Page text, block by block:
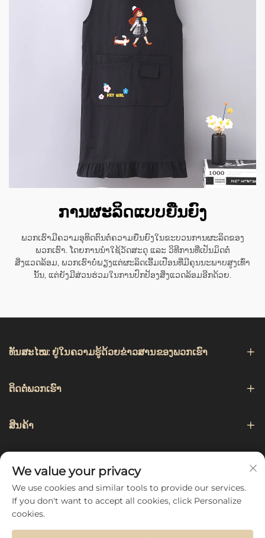
ການຜະລິດແບບຍືນຍົງ
ພວກເຮົາມີຄວາມອຸທິດຕົນຕໍ່ຄວາມຍືນຍົງໃນຂະບວນການຜະລິດຂອງ
ພວກເຮົາ. ໂດຍການນຳໃຊ້ວັດສະດຸ ແລະ ວິທີການທີ່ເປັນມິດຕໍ່
ສິ່ງແວດລ້ອມ, ພວກເຮົາບໍ່ພຽງແຕ່ຜະລິດເອີ້ມເປືອນທີ່ມີຄຸນນະພາບສູງເທົ່າ
ນັ້ນ, ແຕ່ຍັງມີສ່ວນຮ່ວມໃນການປົກປ້ອງສິ່ງແວດລ້ອມອີກດ້ວຍ.
ທັນສະໄໝ: ຢູ່ໃນຄວາມຮູ້ດ້ວຍຂ່າວສານຂອງພວກເຮົາ
ຕິດຕໍ່ພວກເຮົາ
ສິນຄ້າ
ຕິດຕາມພວກເຮົາ
We value your privacy
We use cookies and similar tools to provide our services.
If you don't want to accept all cookies, click Personalize
cookies.